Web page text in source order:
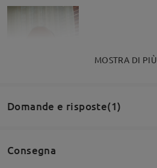
MOSTRA DI PIÙ
Domande e risposte(1)
Consegna